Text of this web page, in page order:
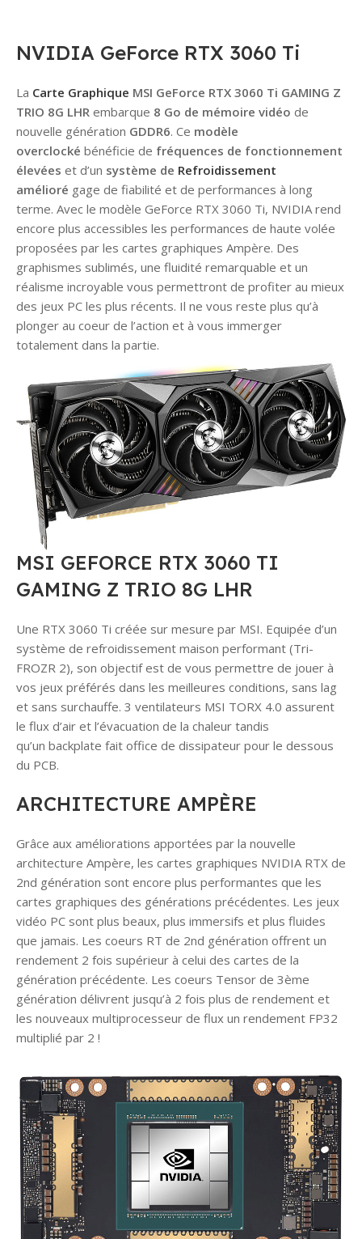
sociétés
régler leurs
achats par
chèque
bancaire
certifié .
La commande
sera
confirmée
uniquement
après
encaissement
et validation
du chèque par
notre banque.
?Notre
service client
est disponible
pour répondre
à toutes vos
questions sur
les paiements
Paiement par
recevez nos
coordonnées
bancaires par
e-mail et
WhatsApp.
Conditions:
Uniquement
viaVirement
Interbancaire
Immédiat.
Envoyez-nous
lapreuve de
paiement
pour
Paiement sous
12 heures
après
validation du
panier, sinon la
commande
sera annulée.
Paiement par
chèque
bancaire
(Entreprises
uniquement)
Réservé aux
souhaitant
régler leurs
achats par
chèque
bancaire
certifié.
La commande
sera
uniquement
encaissement
et validation
du chèque par
notre banque.
Besoin d’aide
?Notre
service client
est disponible
pour répondre
à toutes vos
questions sur
!
NVIDIA GeForce RTX 3060 Ti
La Carte Graphique MSI GeForce RTX 3060 Ti GAMING Z
TRIO 8G LHR embarque 8 Go de mémoire vidéo de
nouvelle génération GDDR6. Ce modèle
overclocké bénéficie de fréquences de fonctionnement
élevées et d’un système de Refroidissement
amélioré gage de fiabilité et de performances à long
terme. Avec le modèle GeForce RTX 3060 Ti, NVIDIA rend
encore plus accessibles les performances de haute volée
proposées par les cartes graphiques Ampère. Des
graphismes sublimés, une fluidité remarquable et un
réalisme incroyable vous permettront de profiter au mieux
des jeux PC les plus récents. Il ne vous reste plus qu’à
plonger au coeur de l’action et à vous immerger
totalement dans la partie.
MSI GEFORCE RTX 3060 TI
GAMING Z TRIO 8G LHR
Une RTX 3060 Ti créée sur mesure par MSI. Equipée d’un
système de refroidissement maison performant (Tri-
FROZR 2), son objectif est de vous permettre de jouer à
vos jeux préférés dans les meilleures conditions, sans lag
et sans surchauffe. 3 ventilateurs MSI TORX 4.0 assurent
le flux d’air et l’évacuation de la chaleur tandis
qu’un backplate fait office de dissipateur pour le dessous
du PCB.
ARCHITECTURE AMPÈRE
Grâce aux améliorations apportées par la nouvelle
architecture Ampère, les cartes graphiques NVIDIA RTX de
2nd génération sont encore plus performantes que les
cartes graphiques des générations précédentes. Les jeux
vidéo PC sont plus beaux, plus immersifs et plus fluides
que jamais. Les coeurs RT de 2nd génération offrent un
rendement 2 fois supérieur à celui des cartes de la
génération précédente. Les coeurs Tensor de 3ème
génération délivrent jusqu’à 2 fois plus de rendement et
les nouveaux multiprocesseur de flux un rendement FP32
multiplié par 2 !